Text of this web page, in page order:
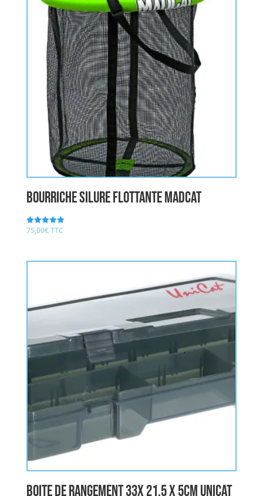
Bourriche Silure FLOTTANTE MADCAT
Note
75,00€TTC
boite de rangement 33x 21.5 x 5cm UNICAT